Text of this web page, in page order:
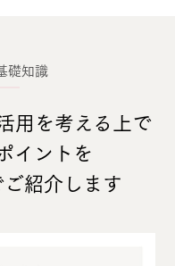
礎知識
用を考える上で
イントを
紹介します